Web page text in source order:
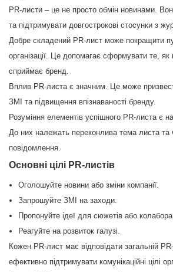
PR-листи – це не просто обмін новинами.
та підтримувати довгострокові стосунки з
Добре складений PR-лист може покращити
організації. Це допомагає сформувати те, як
сприймає бренд.
Вплив PR-листа є значним. Це може
ЗМІ та підвищення впізнаваності бренду.
Розуміння елементів успішного PR-листа є
До них належать переконлива тема листа та
повідомлення.
Основні цілі PR-листів
Оголошуйте новини або зміни компанії.
Запрошуйте ЗМІ на заходи.
Пропонуйте ідеї для сюжетів або
Реагуйте на розвиток галузі.
Кожен PR-лист має відповідати загальній
ефективно підтримувати комунікаційні цілі